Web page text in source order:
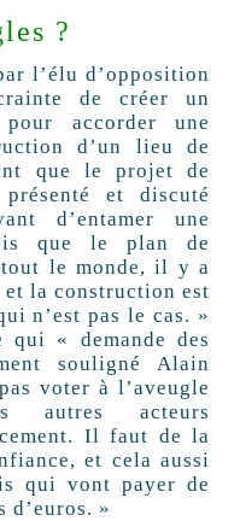
?
l’élu d’opposition
de créer un
accorder une
d’un lieu de
que le projet de
et discuté
d’entamer une
que le plan de
le monde, il y a
et la construction est
n’est pas le cas. »
qui « demande des
souligné Alain
voter à l’aveugle
autres acteurs
Il faut de la
et cela aussi
qui vont payer de
d’euros. »